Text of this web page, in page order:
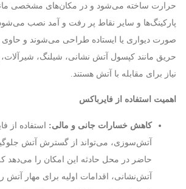
حرارت ساخته می‌شود و در مکان‌های مشخصی مانند
پارکینگ‌ها و سایر نقاط پر رفت و آمد نصب
صورت دیواری یا ایستاده طراحی می‌شوند و حاوی
حریق مانند کپسول آتش نشانی، شیلنگ، شیرآلات،
نیاز برای مقابله با آتش هستند.
اهمیت استفاده از فایرباکس
کاهش خسارات جانی و مالی: استفاده از
آتش‌سوزی، می‌تواند از گسترش آتش
حاضر در محل حادثه این امکان را می‌دهد
آتش‌نشانی، اقدامات اولیه برای مهار آتش را